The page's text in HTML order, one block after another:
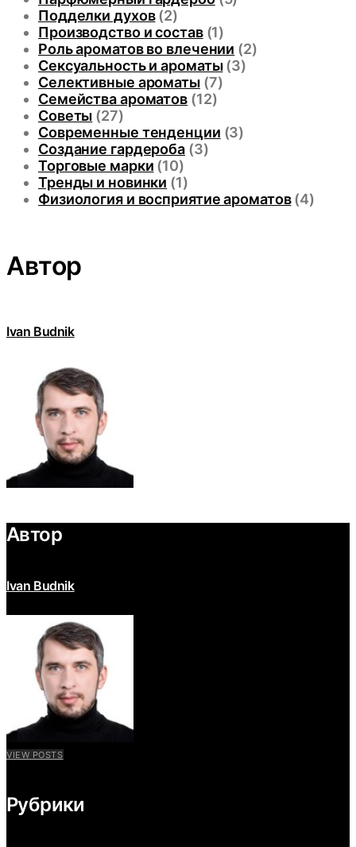
Подделки духов(2)
Производство и состав(1)
Роль ароматов во влечении (2)
Сексуальность и ароматы(3)
Селективные ароматы(7)
Семейства ароматов(12)
Советы (27)
Современные тенденции (3)
Создание гардероба(3)
Торговые марки (10)
Тренды и новинки (1)
Физиология и восприятие ароматов(4)
Автор
Ivan Budnik
Автор
Ivan Budnik
VIEW POSTS
Рубрики